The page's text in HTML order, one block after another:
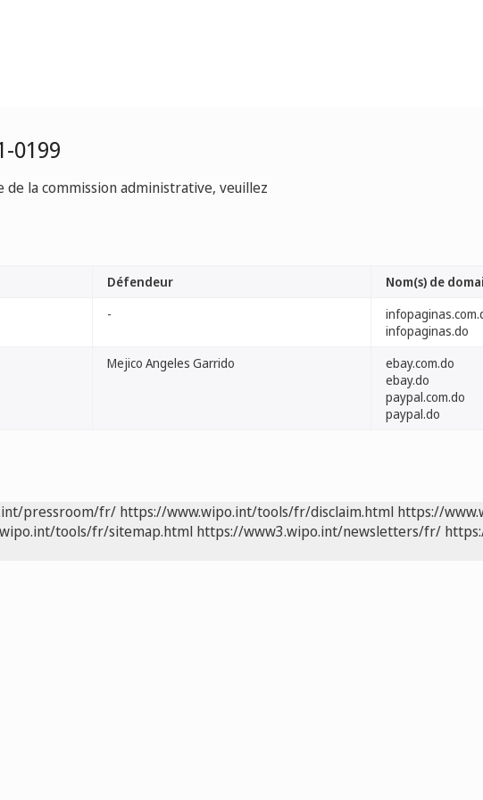
0199
la commission administrative, veuillez
Défendeur Nom(s) de
-
infopaginas.do
Mejico Angeles Garrido
ebay.com.do
ebay.do
paypal.com.do
paypal.do
pressroom/fr/ https://www.wipo.int/tools/fr/disclaim.html https://
tools/fr/sitemap.html https://www3.wipo.int/newsletters/fr/